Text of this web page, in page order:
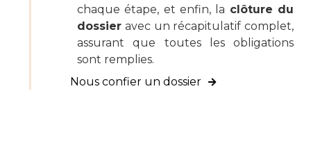
chaque étape, et enfin, la clôture du
dossier avec un récapitulatif complet,
assurant que toutes les obligations
sont remplies.
Nous confier un dossier
